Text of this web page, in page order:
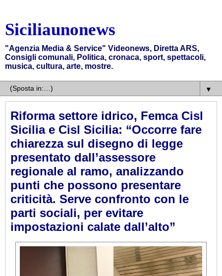
Siciliaunonews
"Agenzia Media & Service" Videonews, Diretta ARS,
Consigli comunali, Politica, cronaca, sport, spettacoli,
musica, cultura, arte, mostre.
▼
Riforma settore idrico, Femca Cisl
Sicilia e Cisl Sicilia: “Occorre fare
chiarezza sul disegno di legge
presentato dall’assessore
regionale al ramo, analizzando
punti che possono presentare
criticità. Serve confronto con le
parti sociali, per evitare
impostazioni calate dall’alto”